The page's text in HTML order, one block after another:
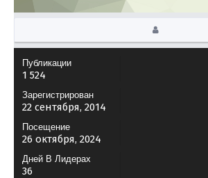
Публикации
1 524
Зарегистрирован
22 сентября, 2014
Посещение
26 октября, 2024
Дней В Лидерах
36